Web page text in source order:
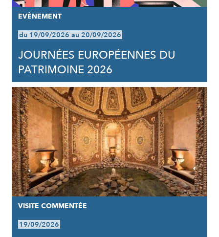
EVÈNEMENT
du 19/09/2026 au 20/09/2026
JOURNÉES EUROPÉENNES DU
PATRIMOINE 2026
VISITE COMMENTÉE
19/09/2026